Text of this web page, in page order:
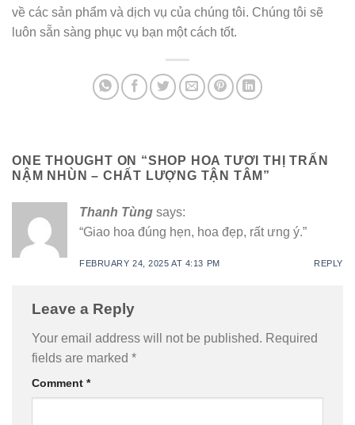
về các sản phẩm và dịch vụ của chúng tôi. Chúng tôi sẽ
luôn sẵn sàng phục vụ bạn một cách tốt.
ONE THOUGHT ON “SHOP HOA TƯƠI THỊ TRẤN
NẬM NHÙN – CHẤT LƯỢNG TẬN TÂM ”
Thanh Tùng says:
“Giao hoa đúng hẹn, hoa đẹp, rất ưng ý.”
FEBRUARY 24, 2025 AT 4:13 PM REPLY
Leave a Reply
Your email address will not be published. Required
fields are marked *
Comment *